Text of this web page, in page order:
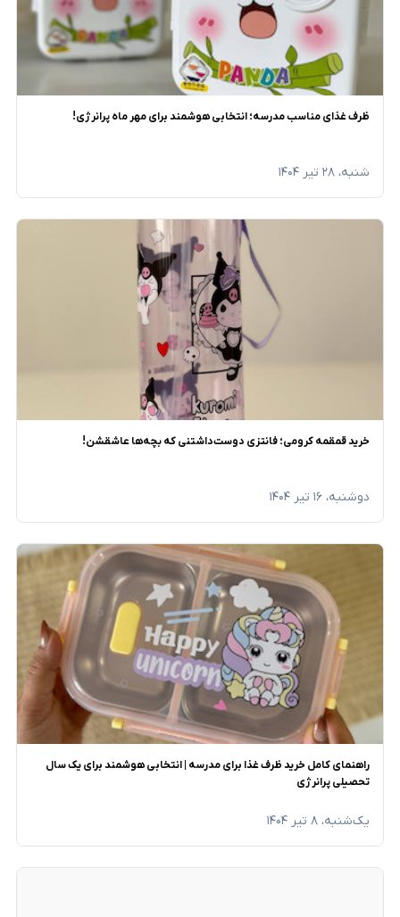
ظرف غذای مناسب مدرسه؛ انتخابی هوشمند برای مهر ماه پرانرژی!
شنبه، ۲۸ تیر ۱۴۰۴
خرید قمقمه کرومی؛ فانتزی دوست‌داشتنی که بچه‌ها عاشقشن!
دوشنبه، ۱۶ تیر ۱۴۰۴
راهنمای کامل خرید ظرف غذا برای مدرسه | انتخابی هوشمند برای یک سال
تحصیلی پرانرژی
یک‌شنبه، ۸ تیر ۱۴۰۴